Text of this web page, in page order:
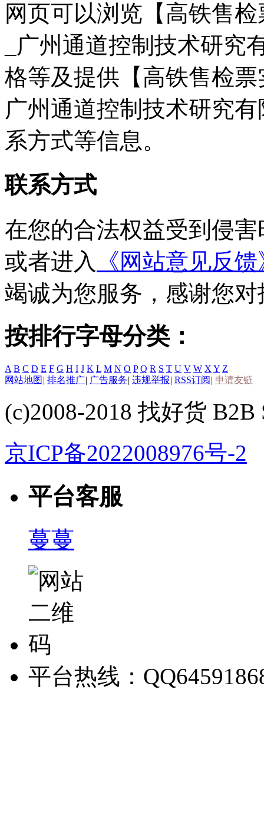
网页可以浏览【高铁售
_广州通道控制技术研
格等及提供【高铁售检
广州通道控制技术研究
系方式等信息。
联系方式
在您的合法权益受到侵
或者进入
《网站意见反
竭诚为您服务，感谢您
按排行字母分类：
A B C D E F G H I J K L M N O P Q R S T U V W X Y Z
网站地图 | 排名推广| 广告服务| 违规举报| RSS订阅 | 申请友链
(c)2008-2018 找好货 B2B
京ICP备2022008976号-2
平台客服
蔓蔓
平台热线：